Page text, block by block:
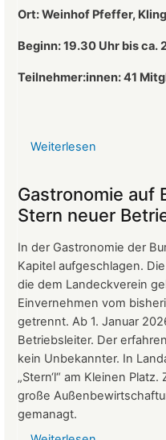
Ort: Weinhof Pfeffer,
Beginn: 19.30 Uhr bis ca.
Teilnehmer:innen: 41
Weiterlesen
der
vom
März
2026
Gastronomie auf
Stern neuer
In der Gastronomie der
Kapitel aufgeschlagen.
die dem Landeckverein
Einvernehmen vom
getrennt. Ab 1. Januar
Betriebsleiter. Der
kein Unbekannter. In
„Stern‘l“ am Kleinen
große
gemanagt.